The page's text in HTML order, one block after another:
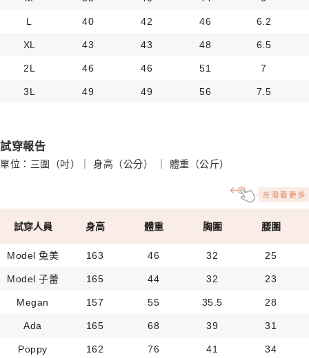
L 40 42 46 6.2
XL 43 43 48 6.5
2L 46 46 51 7
3L 49 49 56 7.5
試穿報告
單位：三圍（吋）｜ 身高（公分） ｜ 體重（公斤）
試穿人員 身高 體重 胸圍 腰圍
Model 兔美 163 46 32 25
Model 子蕾 165 44 32 23
Megan 157 55 35.5 28
Ada 165 68 39 31
Poppy 162 76 41 34